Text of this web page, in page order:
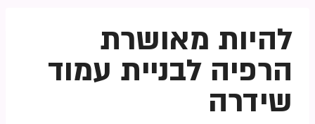
להיות מאושרת
הרפיה לבניית עמוד
שידרה